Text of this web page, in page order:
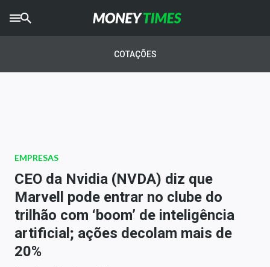
AGROTIMES
Newsletters
Money Trader
Anuncie
Últimas Notícias
COTAÇÕES
EMPRESAS
CEO da Nvidia (NVDA) diz que
Marvell pode entrar no clube do
trilhão com ‘boom’ de inteligência
artificial; ações decolam mais de
20%